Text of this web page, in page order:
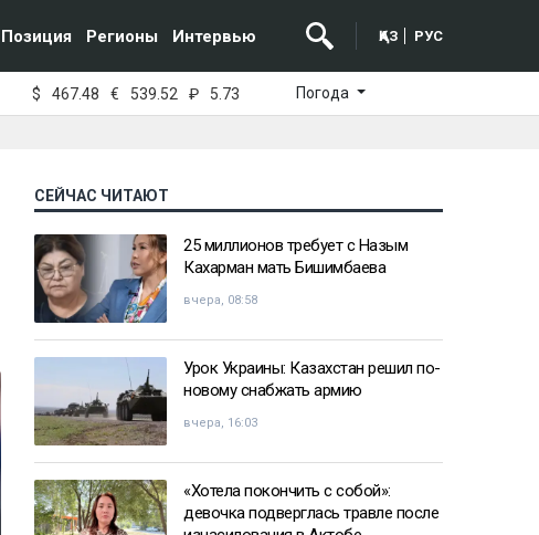
Позиция Регионы Интервью ҚАЗ РУС
$ 467.48 € 539.52 ₽ 5.73 Погода
СЕЙЧАС ЧИТАЮТ
25 миллионов требует с Назым
Кахарман мать Бишимбаева
вчера, 08:58
Урок Украины: Казахстан решил по-
новому снабжать армию
вчера, 16:03
«Хотела покончить с собой»:
девочка подверглась травле после